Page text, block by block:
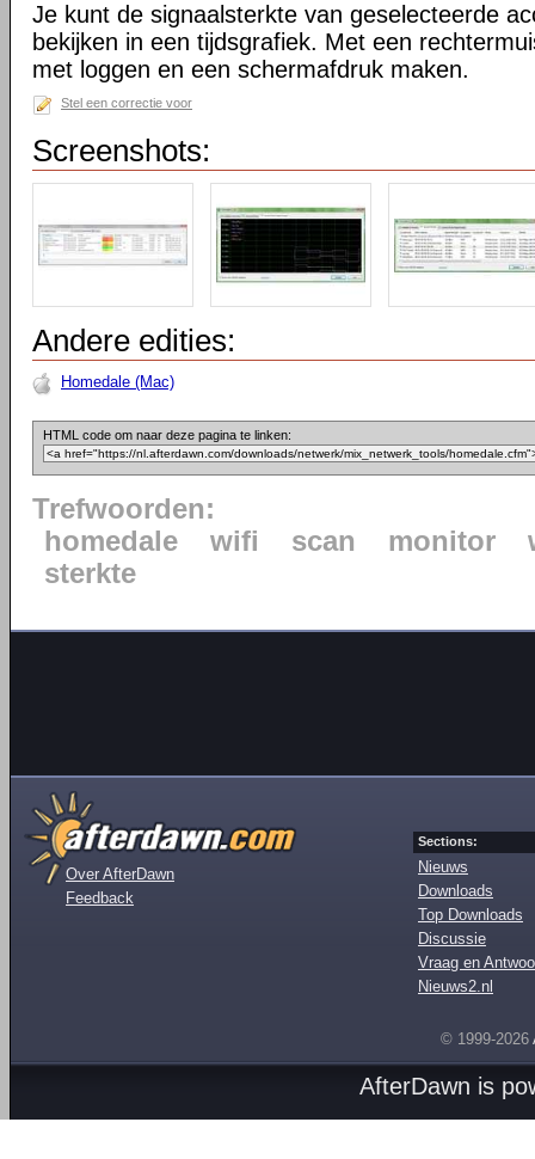
Je kunt de signaalsterkte van geselecteerde
bekijken in een tijdsgrafiek. Met een
met loggen en een schermafdruk maken.
Stel een correctie voor
Screenshots:
Andere edities:
Homedale (Mac)
HTML code om naar deze pagina te linken:
Trefwoorden:
homedale
wifi scan monitor
sterkte
Over AfterDawn
Feedback
Sections:
Nieuws
Downloads
Top Downloads
Discussie
Vraag en
Nieuws2.nl
© 1999-2026
AfterDawn is